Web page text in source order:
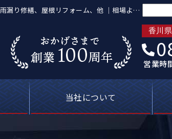
漏り修繕、屋根リフォーム、他 ｜相場より
香川
営業時
いて
当社について